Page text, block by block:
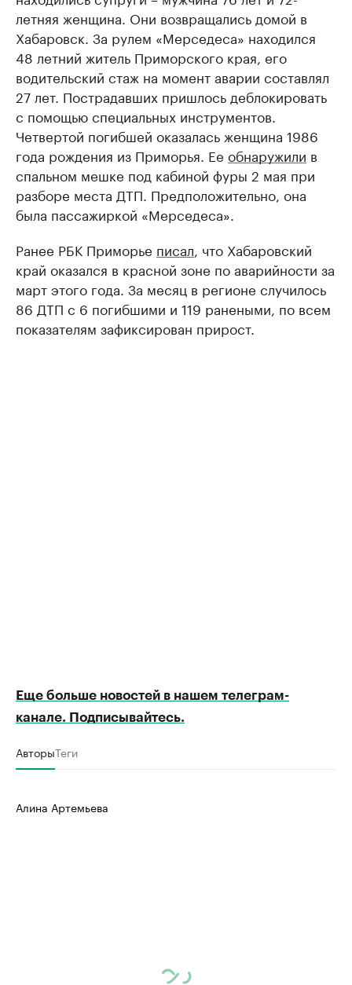
летняя женщина. Они возвращались домой в
Хабаровск. За рулем «Мерседеса» находился
48 летний житель Приморского края, его
водительский стаж на момент аварии составлял
27 лет. Пострадавших пришлось деблокировать
с помощью специальных инструментов.
Четвертой погибшей оказалась женщина 1986
года рождения из Приморья. Ее обнаружили в
спальном мешке под кабиной фуры 2 мая при
разборе места ДТП. Предположительно, она
была пассажиркой «Мерседеса».
Ранее РБК Приморье писал , что Хабаровский
край оказался в красной зоне по аварийности за
март этого года. За месяц в регионе случилось
86 ДТП с 6 погибшими и 119 ранеными, по всем
показателям зафиксирован прирост.
Еще больше новостей в нашем телеграм-
канале. Подписывайтесь.
АвторыТеги
Алина Артемьева